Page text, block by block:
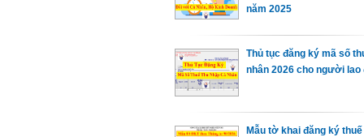
năm 2025
Thủ tục đăng ký mã số
nhân 2026 cho người lao
Mẫu tờ khai đăng ký thuế